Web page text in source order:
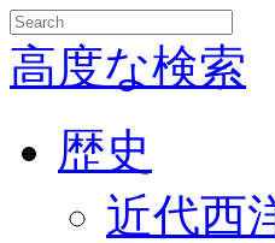
高度な検索
歴史
近代西